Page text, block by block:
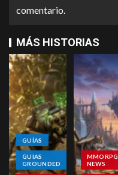
comentario.
MÁS HISTORIAS
GUÍAS
GUIAS
GROUNDED
MMORPG
NEWS